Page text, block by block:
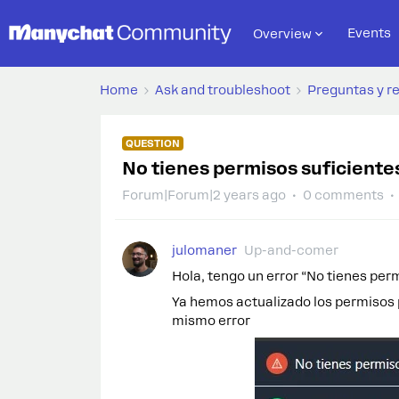
Overview Events
Home Ask and troubleshoot Preguntas y
QUESTION
No tienes permisos
Forum|Forum|2 years ago 0 comments
julomaner Up-and-comer
Hola, tengo un error “No tienes
Ya hemos actualizado los
mismo error